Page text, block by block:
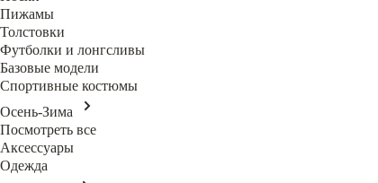
Пижамы
Толстовки
Футболки и лонгсливы
Базовые модели
Спортивные костюмы
Осень-Зима
Посмотреть все
Аксессуары
Одежда